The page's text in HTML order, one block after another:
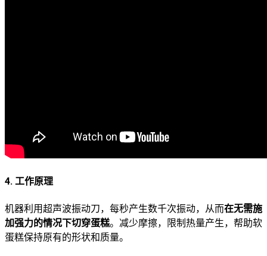
4. 工作原理
机器利用超声波振动刀，每秒产生数千次振动，从而在无需施
加强力的情况下切穿蛋糕。减少摩擦，限制热量产生，帮助软
蛋糕保持原有的形状和质量。